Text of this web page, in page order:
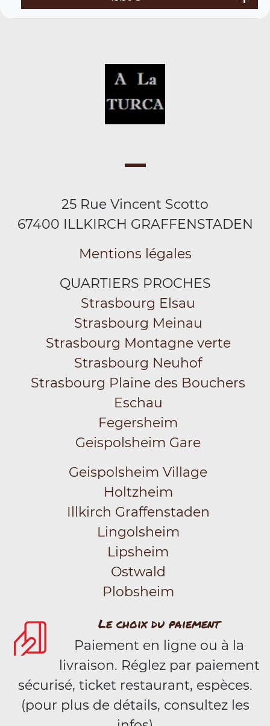
25 Rue Vincent Scotto
67400 ILLKIRCH GRAFFENSTADEN
Mentions légales
QUARTIERS PROCHES
Strasbourg Elsau
Strasbourg Meinau
Strasbourg Montagne verte
Strasbourg Neuhof
Strasbourg Plaine des Bouchers
Eschau
Fegersheim
Geispolsheim Gare
Geispolsheim Village
Holtzheim
Illkirch Graffenstaden
Lingolsheim
Lipsheim
Ostwald
Plobsheim
Le choix du paiement
Paiement en ligne ou à la
livraison. Réglez par paiement
sécurisé, ticket restaurant, espèces.
(pour plus de détails, consultez les